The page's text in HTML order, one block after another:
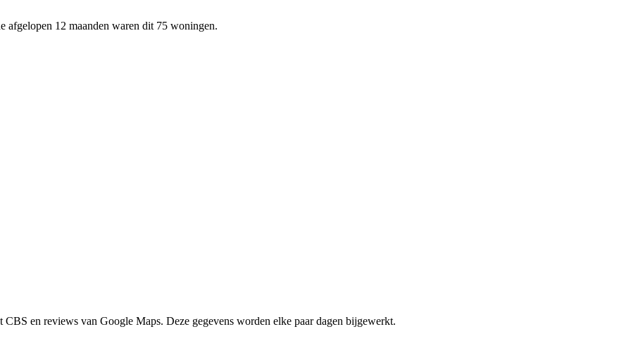
12 maanden waren dit 75 woningen.
en reviews van Google Maps. Deze gegevens worden elke paar dagen bijgewerkt.